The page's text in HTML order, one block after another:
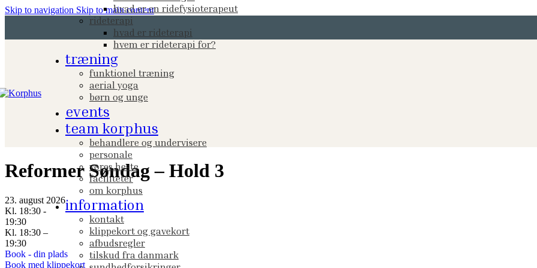
Skip to navigation Skip to main content
hvad er en ridefysioterapeut
rideterapi
hvad er rideterapi
hvem er rideterapi for?
træning
funktionel træning
aerial yoga
børn og unge
events
team korphus
behandlere og undervisere
personale
vores heste
faciliteter
om korphus
information
kontakt
klippekort og gavekort
afbudsregler
tilskud fra danmark
Reformer Søndag – Hold 3
23. august 2026
Kl. 18:30 -
19:30
Kl. 18:30 –
19:30
Book - din plads
Book med klippekort